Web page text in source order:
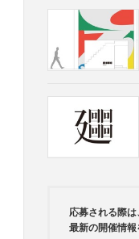
応募される際
最新の開催情報